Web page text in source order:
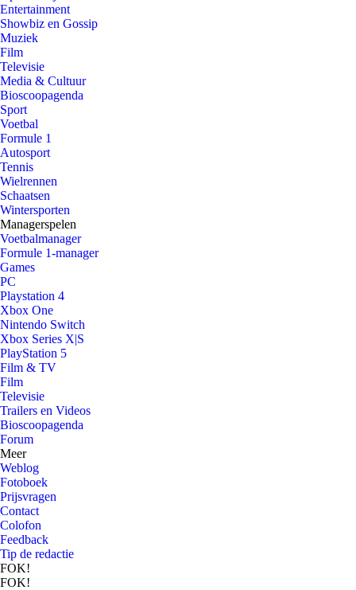
Entertainment
Showbiz en Gossip
Muziek
Film
Televisie
Media & Cultuur
Bioscoopagenda
Sport
Voetbal
Formule 1
Autosport
Tennis
Wielrennen
Schaatsen
Wintersporten
Managerspelen
Voetbalmanager
Formule 1-manager
Games
PC
Playstation 4
Xbox One
Nintendo Switch
Xbox Series X|S
PlayStation 5
Film & TV
Film
Televisie
Trailers en Videos
Bioscoopagenda
Forum
Meer
Weblog
Fotoboek
Prijsvragen
Contact
Colofon
Feedback
Tip de redactie
FOK!
FOK!